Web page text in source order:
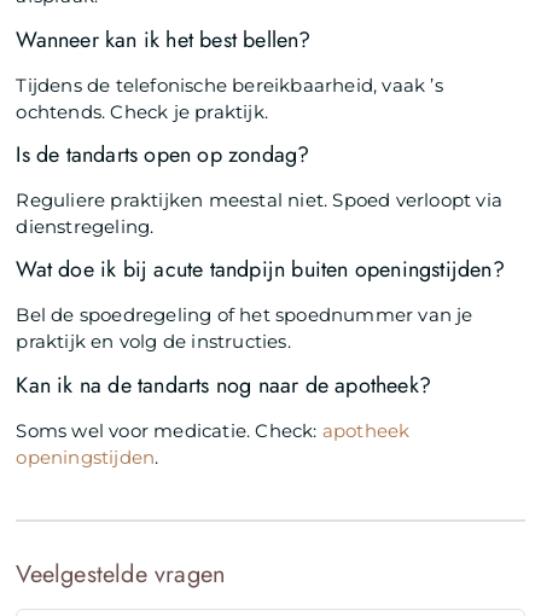
Wanneer kan ik het best bellen?
Tijdens de telefonische bereikbaarheid, vaak ’s
ochtends. Check je praktijk.
Is de tandarts open op zondag?
Reguliere praktijken meestal niet. Spoed verloopt via
dienstregeling.
Wat doe ik bij acute tandpijn buiten openingstijden?
Bel de spoedregeling of het spoednummer van je
praktijk en volg de instructies.
Kan ik na de tandarts nog naar de apotheek?
Soms wel voor medicatie. Check: apotheek
openingstijden.
Veelgestelde vragen